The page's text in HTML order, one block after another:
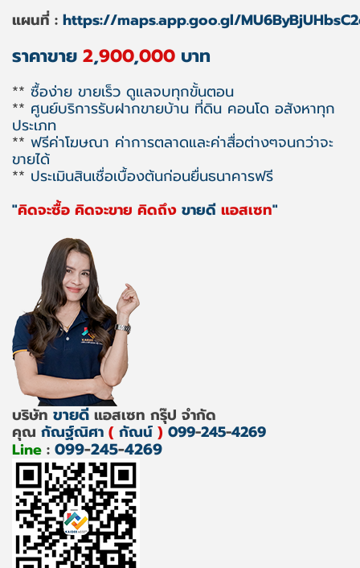
แผนที่ : https://maps.app.goo.gl/
ราคาขาย 2,900,000 บาท
** ซื้อง่าย ขายเร็ว ดูแลจบทุกขั้นตอน
** ศูนย์บริการรับฝากขายบ้าน ที่ดิน คอนโด อสังหาทุก
ประเภท
** ฟรีค่าโฆษณา ค่าการตลาดและค่าสื่อต่างๆจนกว่าจะ
ขายได้
** ประเมินสินเชื่อเบื้องต้นก่อนยื่นธนาคารฟรี
"คิดจะซื้อ คิดจะขาย คิดถึง ขายดี แอสเซท"
บริษัท ขายดี แอสเซท กรุ๊ป จำกัด
คุณ กัณฐ์ณิศา ( กัณน์ ) 099-245-4269
Line : 099-245-4269